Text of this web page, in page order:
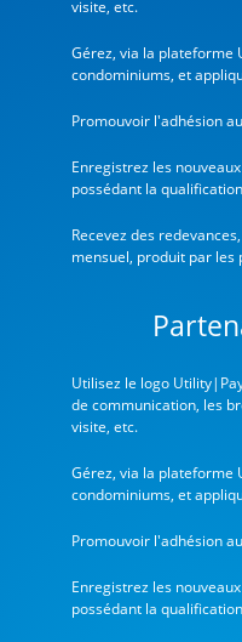
visite, etc.
Gérez, via la plateforme
condominiums, et
Promouvoir l'adhésion
Enregistrez les
possédant la
Recevez des
mensuel, produit par
Utilisez le logo
de communication, les
visite, etc.
Gérez, via la plateforme
condominiums, et
Promouvoir l'adhésion
Enregistrez les
possédant la